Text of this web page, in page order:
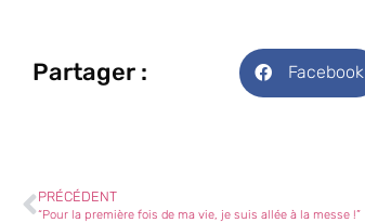
Partager : Facebook
PRÉCÉDENT
“Pour la première fois de ma vie, je suis allée à la messe !”